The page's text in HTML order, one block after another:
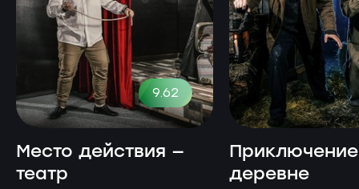
9.62
Место действия —
театр
деревне